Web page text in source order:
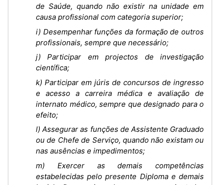
de Saúde, quando não existir na unidade em
causa profissional com categoria superior;
i) Desempenhar funções da formação de outros
profissionais, sempre que necessário;
j) Participar em projectos de investigação
científica;
k) Participar em júris de concursos de ingresso
e acesso a carreira médica e avaliação de
internato médico, sempre que designado para o
efeito;
l) Assegurar as funções de Assistente Graduado
ou de Chefe de Serviço, quando não existam ou
nas ausências e impedimentos;
m) Exercer as demais competências
estabelecidas pelo presente Diploma e demais